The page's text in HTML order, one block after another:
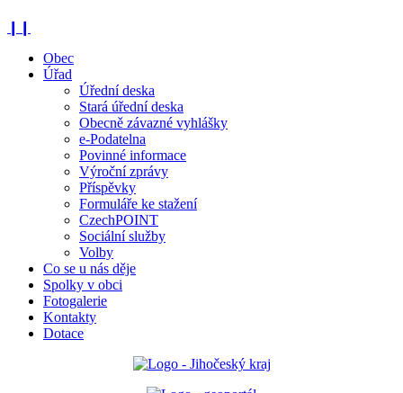
Obec
Úřad
Úřední deska
Stará úřední deska
Obecně závazné vyhlášky
e-Podatelna
Povinné informace
Výroční zprávy
Příspěvky
Formuláře ke stažení
CzechPOINT
Sociální služby
Volby
Co se u nás děje
Spolky v obci
Fotogalerie
Kontakty
Dotace